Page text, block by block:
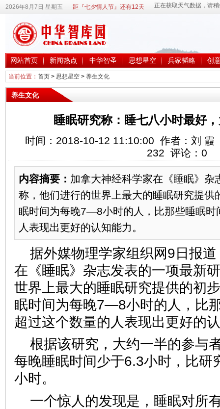
2026年8月7日 星期五 距『七夕情人节』还有12天
网站首页 新闻热点 中华智圣 思想星空 兵家韬略 创
当前位置： 首页> 思想星空> 养生文化
养生文化
睡眠研究称：睡七八小时最好
时间：2018-10-12 11:10:00 作者：刘
232 评论： 0
内容摘要： 加拿大神经科学家在《睡眠》杂
称，他们进行的世界上最大的睡眠研究提供
眠时间为每晚7—8小时的人，比那些睡眠时
人表现出更好的认知能力。
据外媒物理学家组织网9日报
在《睡眠》杂志发表的一项最新
世界上最大的睡眠研究提供的初
眠时间为每晚7—8小时的人，比
超过这个数量的人表现出更好的
根据该研究，大约一半的参与
每晚睡眠时间少于6.3小时，比研
小时。
一个惊人的发现是，睡眠对所